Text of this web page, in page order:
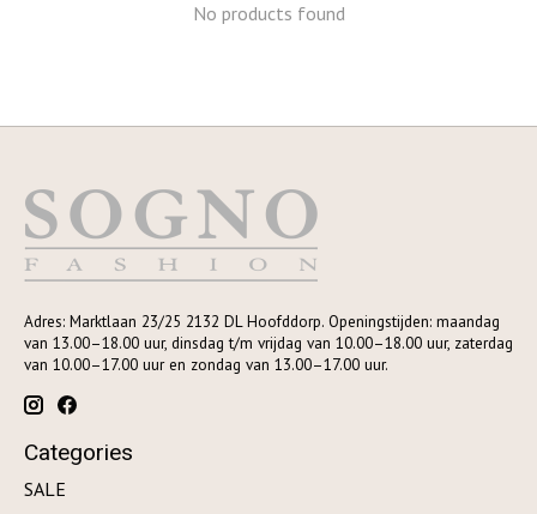
No products found
Adres: Marktlaan 23/25 2132 DL Hoofddorp. Openingstijden: maandag
van 13.00–18.00 uur, dinsdag t/m vrijdag van 10.00–18.00 uur, zaterdag
van 10.00–17.00 uur en zondag van 13.00–17.00 uur.
Categories
SALE